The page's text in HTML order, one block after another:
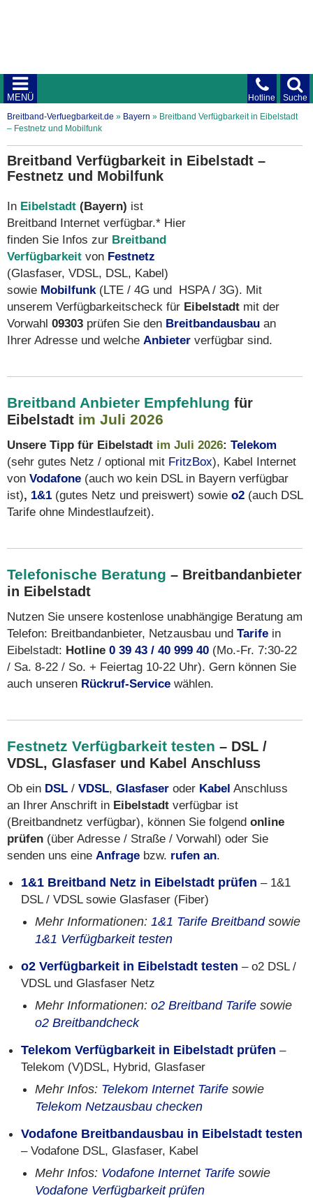
Suche
Hotline
MENÜ
Breitband-Verfuegbarkeit.de » Bayern » Breitband Verfügbarkeit in Eibelstadt
– Festnetz und Mobilfunk
Breitband Verfügbarkeit in Eibelstadt –
Festnetz und Mobilfunk
In Eibelstadt (Bayern) ist
Breitband Internet verfügbar.* Hier
finden Sie Infos zur Breitband
Verfügbarkeit von Festnetz
(Glasfaser, VDSL, DSL, Kabel)
sowie Mobilfunk(LTE / 4G und HSPA / 3G). Mit
unserem Verfügbarkeitscheck für Eibelstadt mit der
Vorwahl 09303 prüfen Sie den Breitbandausbau an
Ihrer Adresse und welche Anbieter verfügbar sind.
Breitband Anbieter Empfehlung für
Eibelstadt im Juli 2026
Unsere Tipp für Eibelstadt im Juli 2026: Telekom
(sehr gutes Netz / optional mit FritzBox), Kabel Internet
von Vodafone (auch wo kein DSL in Bayern verfügbar
ist), 1&1 (gutes Netz und preiswert) sowie o2 (auch DSL
Tarife ohne Mindestlaufzeit).
Telefonische Beratung – Breitbandanbieter
in Eibelstadt
Nutzen Sie unsere kostenlose unabhängige Beratung am
Telefon: Breitbandanbieter, Netzausbau und Tarife in
Eibelstadt: Hotline 0 39 43 / 40 999 40 (Mo.-Fr. 7:30-22
/ Sa. 8-22 / So. + Feiertag 10-22 Uhr). Gern können Sie
auch unseren Rückruf-Service wählen.
Festnetz Verfügbarkeit testen – DSL /
VDSL, Glasfaser und Kabel Anschluss
Ob ein DSL / VDSL, Glasfaser oder Kabel Anschluss
an Ihrer Anschrift in Eibelstadt verfügbar ist
(Breitbandnetz verfügbar), können Sie folgend online
prüfen (über Adresse / Straße / Vorwahl) oder Sie
senden uns eine Anfrage bzw. rufen an.
1&1 Breitband Netz in Eibelstadt prüfen – 1&1
DSL / VDSL sowie Glasfaser (Fiber)
Mehr Informationen: 1&1 Tarife Breitbandsowie
1&1 Verfügbarkeit testen
o2 Verfügbarkeit in Eibelstadt testen – o2 DSL /
VDSL und Glasfaser Netz
Mehr Informationen: o2 Breitband Tarife sowie
o2 Breitbandcheck
Telekom Verfügbarkeit in Eibelstadt prüfen –
Telekom (V)DSL, Hybrid, Glasfaser
Mehr Infos: Telekom Internet Tarife sowie
Telekom Netzausbau checken
Vodafone Breitbandausbau in Eibelstadt testen
– Vodafone DSL, Glasfaser, Kabel
Mehr Infos: Vodafone Internet Tarife sowie
Vodafone Verfügbarkeit prüfen